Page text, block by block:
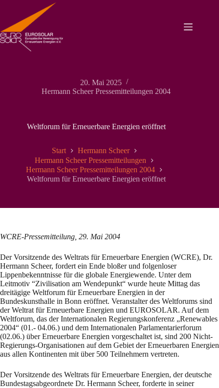
springen
20. Mai 2025
Hermann Scheer Pressemitteilungen 2004
Weltforum für Erneuerbare Energien eröffnet
Start
Hermann Scheer
Hermann Scheer Pressemitteilungen
Hermann Scheer Pressemitteilungen 2004
Weltforum für Erneuerbare Energien eröffnet
WCRE-Pressemitteilung, 29. Mai 2004
Der Vorsitzende des Weltrats für Erneuerbare Energien (WCRE), Dr.
Hermann Scheer, fordert ein Ende bloßer und folgenloser
Lippenbekenntnisse für die globale Energiewende. Unter dem
Leitmotiv “Zivilisation am Wendepunkt“ wurde heute Mittag das
dreitägige Weltforum für Erneuerbare Energien in der
Bundeskunsthalle in Bonn eröffnet. Veranstalter des Weltforums sind
der Weltrat für Erneuerbare Energien und EUROSOLAR. Auf dem
Weltforum, das der Internationalen Regierungskonferenz „Renewables
2004“ (01.- 04.06.) und dem Internationalen Parlamentarierforum
(02.06.) über Erneuerbare Energien vorgeschaltet ist, sind 200 Nicht-
Regierungs-Organisationen auf dem Gebiet der Erneuerbaren Energien
aus allen Kontinenten mit über 500 Teilnehmern vertreten.
Der Vorsitzende des Weltrats für Erneuerbare Energien, der deutsche
Bundestagsabgeordnete Dr. Hermann Scheer, forderte in seiner